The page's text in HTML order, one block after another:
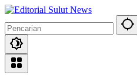
Langsung
konten